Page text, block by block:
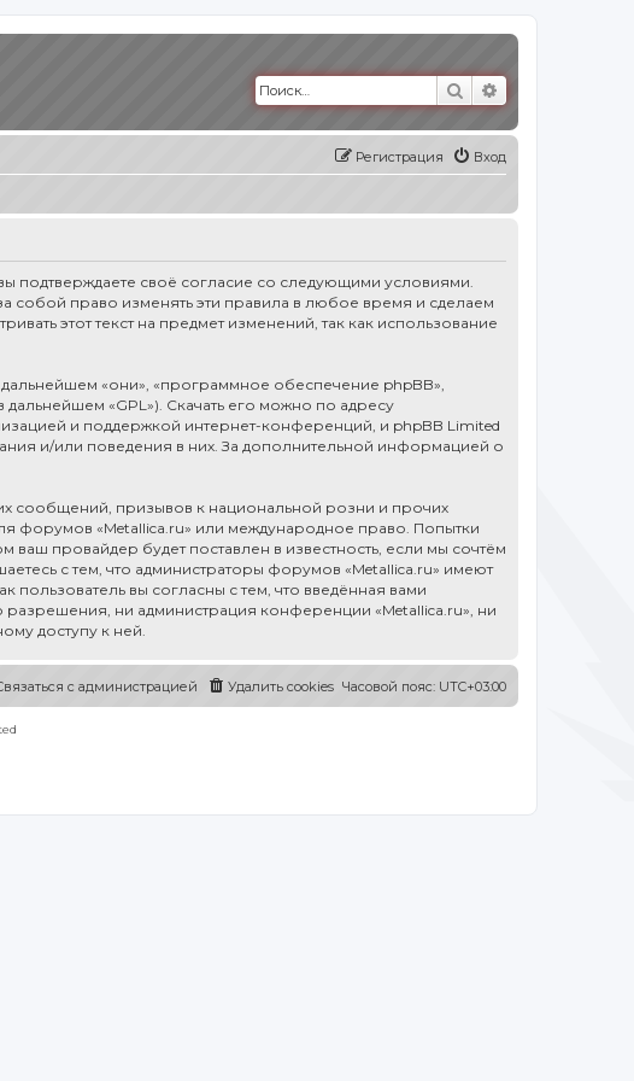
Поиск
Вход
Регистрация
подтверждаете своё согласие со следующими условиями.
собой право изменять эти правила в любое время и сделаем
этот текст на предмет изменений, так как использование
«они», «программное обеспечение phpBB»,
дальнейшем «GPL»). Скачать его можно по адресу
и поддержкой интернет-конференций, и phpBB Limited
и/или поведения в них. За дополнительной информацией о
сообщений, призывов к национальной розни и прочих
форумов «Metallica.ru» или международное право. Попытки
провайдер будет поставлен в известность, если мы сочтём
с тем, что администраторы форумов «Metallica.ru» имеют
вы согласны с тем, что введённая вами
разрешения, ни администрация конференции «Metallica.ru», ни
доступу к ней.
Часовой пояс: UTC+03:00
Удалить cookies
с администрацией